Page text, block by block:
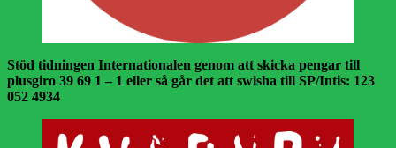
Stöd tidningen Internationalen genom att skicka pengar till
plusgiro 39 69 1 – 1 eller så går det att swisha till SP/Intis: 123
052 4934